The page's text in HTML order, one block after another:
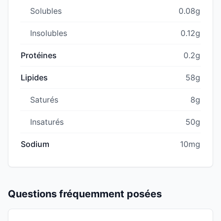
Solubles 0.08g
Insolubles 0.12g
Protéines 0.2g
Lipides 58g
Saturés 8g
Insaturés 50g
Sodium 10mg
Questions fréquemment posées